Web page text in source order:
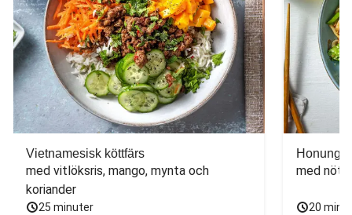
Vietnamesisk köttfärs
med vitlöksris, mango, mynta och
koriander
25 minuter
med
20